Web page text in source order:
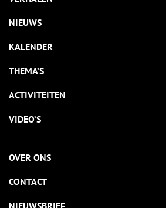
NIEUWS
KALENDER
THEMA’S
ACTIVITEITEN
VIDEO’S
OVER ONS
CONTACT
NIEUWSBRIEF